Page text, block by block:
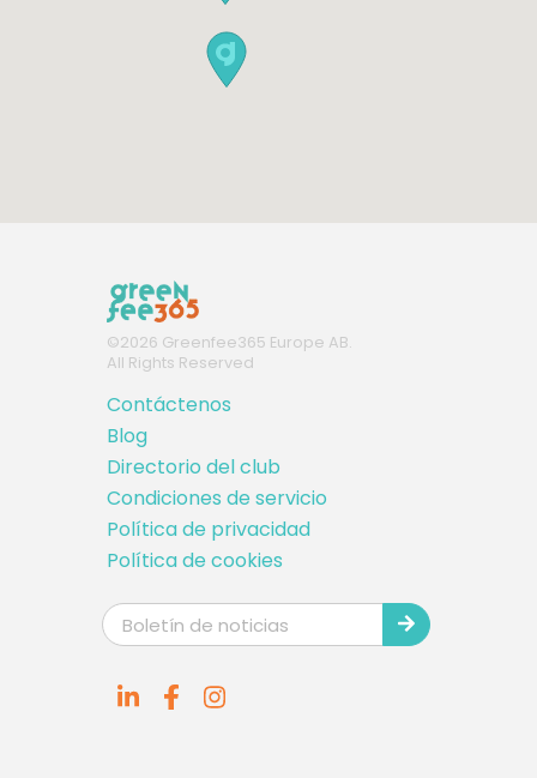
©2026 Greenfee365 Europe AB.
All Rights Reserved
Contáctenos
Blog
Directorio del club
Condiciones de servicio
Política de privacidad
Política de cookies